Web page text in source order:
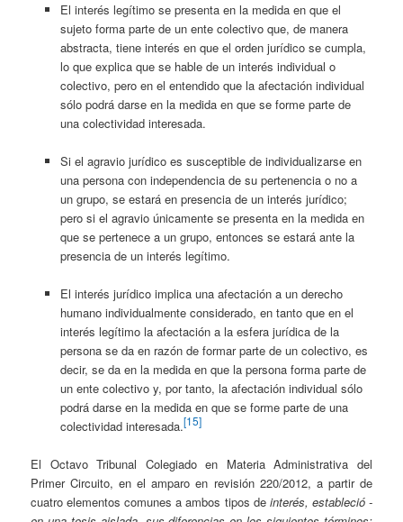
El interés legítimo se presenta en la medida en que el
sujeto forma parte de un ente colectivo que, de manera
abstracta, tiene interés en que el orden jurídico se cumpla,
lo que explica que se hable de un interés individual o
colectivo, pero en el entendido que la afectación individual
sólo podrá darse en la medida en que se forme parte de
una colectividad interesada.
Si el agravio jurídico es susceptible de individualizarse en
una persona con independencia de su pertenencia o no a
un grupo, se estará en presencia de un interés jurídico;
pero si el agravio únicamente se presenta en la medida en
que se pertenece a un grupo, entonces se estará ante la
presencia de un interés legítimo.
El interés jurídico implica una afectación a un derecho
humano individualmente considerado, en tanto que en el
interés legítimo la afectación a la esfera jurídica de la
persona se da en razón de formar parte de un colectivo, es
decir, se da en la medida en que la persona forma parte de
un ente colectivo y, por tanto, la afectación individual sólo
podrá darse en la medida en que se forme parte de una
colectividad interesada.[15]
El Octavo Tribunal Colegiado en Materia Administrativa del
Primer Circuito, en el amparo en revisión 220/2012, a partir de
cuatro elementos comunes a ambos tipos de interés, estableció -